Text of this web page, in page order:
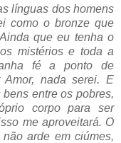
línguas dos homens
como o bronze que
que eu tenha o
mistérios e toda a
fé a ponto de
Amor, nada serei. E
entre os pobres,
corpo para ser
me aproveitará. O
arde em ciúmes,